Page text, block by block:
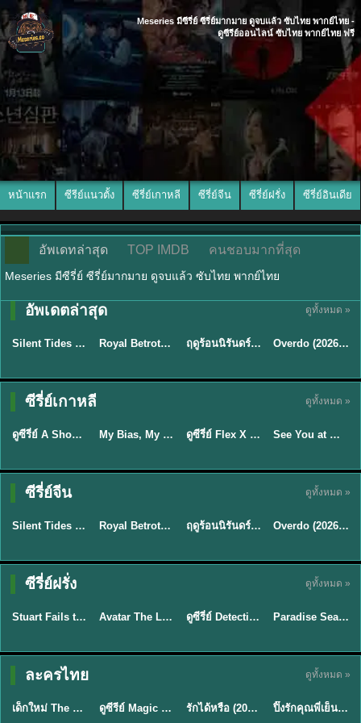
Meseries มีซีรี่ย์ ซีรี่ย์มากมาย ดูจบแล้ว ซับไทย พากย์ไทย -
ดูซีรีย์ออนไลน์ ซับไทย พากย์ไทย ฟรี
หน้าแรก ซีรีย์แนวตั้ง ซีรี่ย์เกาหลี ซีรี่ย์จีน ซีรี่ย์ฝรั่ง ซีรี่ย์อินเดีย
อัพเดทล่าสุด TOP IMDB คนชอบมากที่สุด
Meseries มีซีรี่ย์ ซีรี่ย์มากมาย ดูจบแล้ว ซับไทย พากย์ไทย
อัพเดตล่าสุด ดูทั้งหมด »
★9.5
พากย์ไทย
Silent Tides คลื่นลมลวง (2025) พากย์ไทย ซับไทย EP.1-31 ★9 Royal Betrothal (2026) สัญญาวิวาห์แห่งราชวงศ์ พากย์ไทย ซับไทย EP1-32 ★8.8 ฤดูร้อนนิรันดร์ (2026) Never-Ending Summer พากย์ไทย EP.1-29
ซับไทย
Overdo (2026) รักเกินแค้น พากย์ไทย ซับไทย EP1-33 (จบ)
ซีรี่ย์เกาหลี ดูทั้งหมด »
★8 EP.16
พากย์ไทย
TH EP. 16
ดูซีรี่ย์ A Shop for Killers 2 ร้านลับนักฆ่า ซีซัน 2 (2026) ซับไทย-พากย์ไทย My Bias, My Boss เมื่อเมนฉันเป็นประธานบริษัท (2026) พากย์ไทย ซับไทย EP.1-12 ★8 EP.16
Sub EP. 16 | TH
ดูซีรี่ย์ Flex X Cop คุณชายสายสืบ (2024) พากย์ไทย-ซับไทย EP.1-16 (จบ) ★9
ซับไทย | พากย์
Sub EP. 8 | TH
See You at Work Tomorrow! เจอกันที่ออฟฟิศพรุ่งนี้นะ พากย์ไทย
ซีรี่ย์จีน ดูทั้งหมด »
★9.5
พากย์ไทย
Silent Tides คลื่นลมลวง (2025) พากย์ไทย ซับไทย EP.1-31 ★9 Royal Betrothal (2026) สัญญาวิวาห์แห่งราชวงศ์ พากย์ไทย ซับไทย EP1-32 ★8.8 ฤดูร้อนนิรันดร์ (2026) Never-Ending Summer พากย์ไทย EP.1-29
ซับไทย
Overdo (2026) รักเกินแค้น พากย์ไทย ซับไทย EP1-33 (จบ)
ซีรี่ย์ฝรั่ง ดูทั้งหมด »
★8.8 EP.2
พากย์ไทย
TH EP. 2
Stuart Fails to Save the Universe (2026) สจ๊วตล่มแผนกู้จักรวาล พากย์ไทย EP1-10 ★7.8 EP.7Avatar The Last Airbender 2 เณรน้อยเจ้าอภินิหาร พากย์ไทย EP.9ดูซีรี่ย์ Detective Hole (2026) พากย์ไทย HD ฟรี อัปเดตล่าสุด Netflix EP.8
พากย์ไทย
Paradise Season 2 (2026) พากย์ไทย EP1-8 ดูซีรี่ย์ฝรั่ง HD ครบทุกตอน
ละครไทย ดูทั้งหมด »
★ 8 EP.6
พากย์ไทย
เด็กใหม่ The Reset 2026 EP1-6 พากย์ไทย ดูซีรี่ย์ Netflix ล่าสุด HD ดูซีรีย์ Magic Move (2026) ทำนายทายรัก Thai EP.1-10 HD รักได้หรือ (2026) YOUNG Let's Begin Again พากย์ไทย EP.1-19 ★8
พากย์ไทย
ปิ๊งรักคุณพี่เย็นชา (2026) Frozen Valentine EP.1-10 (จบ)